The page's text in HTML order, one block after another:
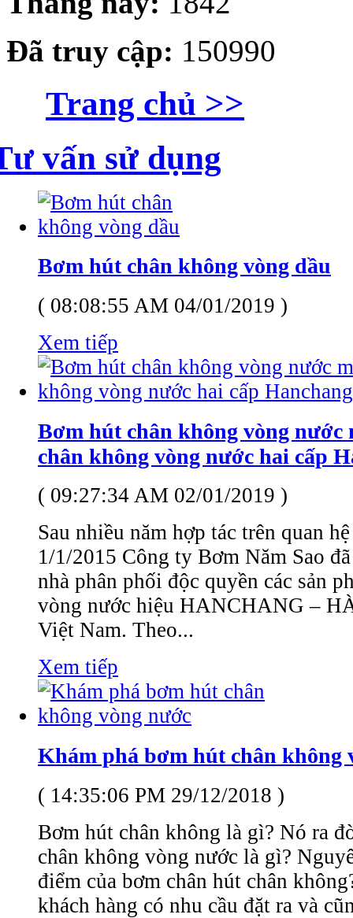
Đã truy cập: 150990
Trang chủ >>
vấn sử dụng
Bơm hút chân không vòng dầu
( 08:08:55 AM 04/01/2019 )
Xem tiếp
Bơm hút chân không vòng nước
chân không vòng nước hai cấp
( 09:27:34 AM 02/01/2019 )
Sau nhiều năm hợp tác trên quan
1/1/2015 Công ty Bơm Năm Sao
nhà phân phối độc quyền các sản
vòng nước hiệu HANCHANG –
Việt Nam. Theo...
Xem tiếp
Khám phá bơm hút chân không
( 14:35:06 PM 29/12/2018 )
Bơm hút chân không là gì? Nó ra
chân không vòng nước là gì?
điểm của bơm chân hút chân
khách hàng có nhu cầu đặt ra và